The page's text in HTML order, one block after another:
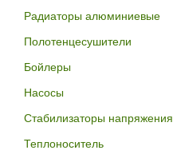
Радиаторы алюминиевые
Полотенцесушители
Бойлеры
Насосы
Стабилизаторы напряжения
Теплоноситель